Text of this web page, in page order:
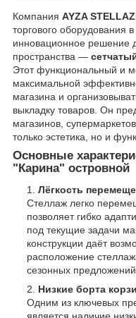
Компания AYZA
торгового оборудования
инновационное решение
пространства —
Этот функциональный и
максимальной
магазина и
выкладку товаров. Он
магазинов,
только эстетика, но и
Основные
"Карина" островной
Лёгкость
Стеллаж легко
позволяет гибко
под текущие задачи
конструкции даёт
расположение
сезонных
Низкие борта
Одним из ключевых